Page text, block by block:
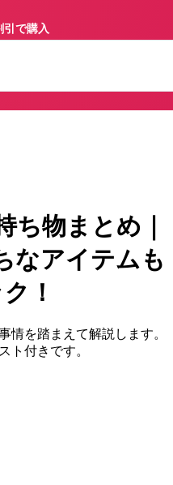
ち物まとめ｜
なアイテムも
！
情を踏まえて解説します。
ト付きです。